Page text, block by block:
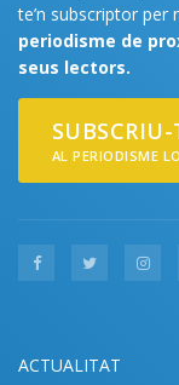
te’n subscriptor per
periodisme de
seus lectors.
AL PERIODISME
ACTUALITAT